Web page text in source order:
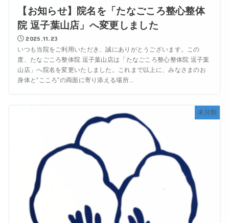
【お知らせ】院名を「たなごころ整心整体
院 逗子葉山店」へ変更しました
2025.11.23
いつも当院をご利用いただき、誠にありがとうございます。この
度、たなごころ整体院 逗子葉山店は「たなごころ整心整体院 逗子葉
山店」へ院名を変更いたしました。これまで以上に、みなさまのお
身体と“こころ”の両面に寄り添える場所...
未分類